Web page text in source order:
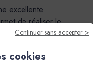
excellente
de réaliser le
trés esthétique
des enduits
fait un produit
Continuer sans accepter >
cookies